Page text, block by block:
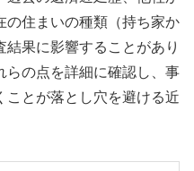
の住まいの種類（持ち家か
果に影響することがあり
らの点を詳細に確認し、事
ことが落とし穴を避ける近